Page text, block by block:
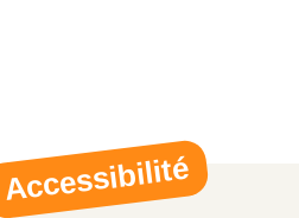
Accessibilité